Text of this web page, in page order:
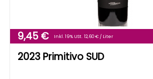
9,45 € Inkl. 19% USt. 12,60 € / Liter
2023 Primitivo SUD